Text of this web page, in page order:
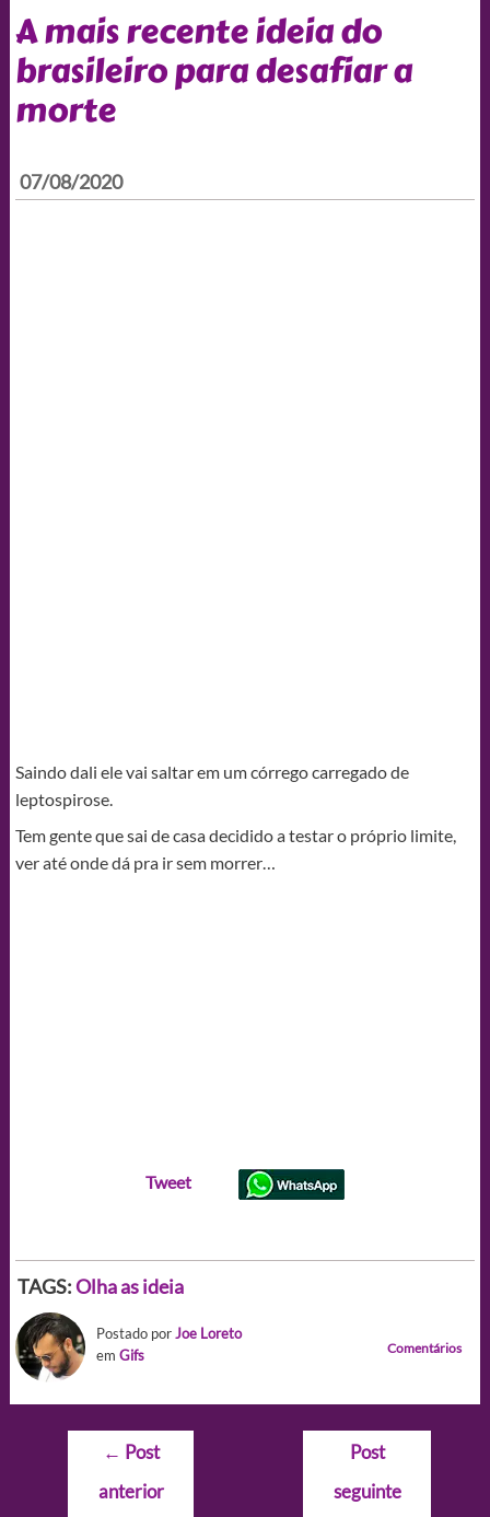
A mais recente ideia do
brasileiro para desafiar a
morte
07/08/2020
Saindo dali ele vai saltar em um córrego carregado de
leptospirose.
Tem gente que sai de casa decidido a testar o próprio limite,
ver até onde dá pra ir sem morrer…
Tweet
TAGS:Olha as ideia
Postado porJoe Loreto
em Gifs Comentários
Navegação
Post
← Post
anterior
Post
seguinte